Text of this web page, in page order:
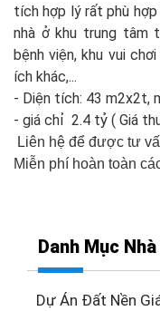
tích hợp lý rất phù
nhà ở khu trung tâm
bệnh viện, khu vui
ích khác,...
- Diện tích: 43 m2x2t,
- giá chỉ 2.4 tỷ ( Giá
Liên hệ để được tư
Miễn phí hoàn toàn
Danh Mục
Dự Án Đất Nền